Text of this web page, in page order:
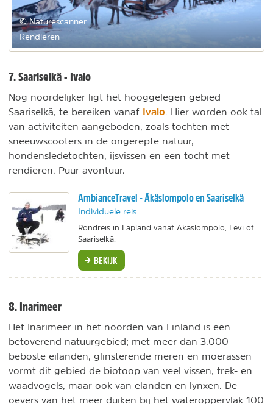
© Naturescanner
Rendieren
7. Saariselkä - Ivalo
Nog noordelijker ligt het hooggelegen gebied
Saariselkä, te bereiken vanaf Ivalo . Hier worden ook tal
van activiteiten aangeboden, zoals tochten met
sneeuwscooters in de ongerepte natuur,
hondensledetochten, ijsvissen en een tocht met
rendieren. Puur avontuur.
AmbianceTravel - Äkäslompolo en Saariselkä
Individuele reis
Rondreis in Lapland vanaf Äkäslompolo, Levi of
Saariselkä.
BEKIJK
8. Inarimeer
Het Inarimeer in het noorden van Finland is een
betoverend natuurgebied; met meer dan 3.000
beboste eilanden, glinsterende meren en moerassen
vormt dit gebied de biotoop van veel vissen, trek- en
waadvogels, maar ook van elanden en lynxen. De
oevers van het meer duiken bij het wateroppervlak 100